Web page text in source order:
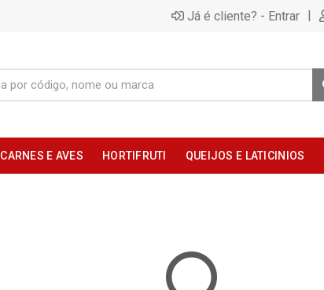
Já é cliente? - Entrar |
CARNES E AVES HORTIFRUTI QUEIJOS E LATICINIOS